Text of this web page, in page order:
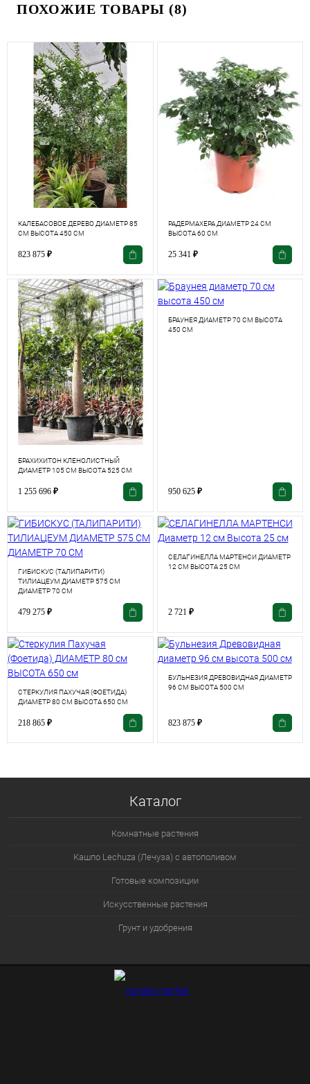
ПОХОЖИЕ ТОВАРЫ (8)
КАЛЕБАСОВОЕ ДЕРЕВО ДИАМЕТР 85
СМ ВЫСОТА 450 СМ
823 875 ₽
РАДЕРМАХЕРА ДИАМЕТР 24 СМ
ВЫСОТА 60 СМ
25 341 ₽
БРАХИХИТОН КЛЕНОЛИСТНЫЙ
ДИАМЕТР 105 СМ ВЫСОТА 525 СМ
1 255 696 ₽
БРАУНЕЯ ДИАМЕТР 70 СМ ВЫСОТА
450 СМ
950 625 ₽
ГИБИСКУС (ТАЛИПАРИТИ)
ТИЛИАЦЕУМ ДИАМЕТР 575 СМ
ДИАМЕТР 70 СМ
479 275 ₽
СЕЛАГИНЕЛЛА МАРТЕНСИ ДИАМЕТР
12 СМ ВЫСОТА 25 СМ
2 721 ₽
СТЕРКУЛИЯ ПАХУЧАЯ (ФОЕТИДА)
ДИАМЕТР 80 СМ ВЫСОТА 650 СМ
218 865 ₽
БУЛЬНЕЗИЯ ДРЕВОВИДНАЯ ДИАМЕТР
96 СМ ВЫСОТА 500 СМ
823 875 ₽
Каталог
Комнатные растения
Кашпо Lechuza (Лечуза) с автополивом
Готовые композиции
Искусственные растения
Грунт и удобрения